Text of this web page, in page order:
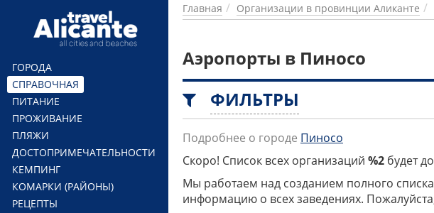
Перейти к основному содержанию
ГОРОДА
СПРАВОЧНАЯ
ПИТАНИЕ
ПРОЖИВАНИЕ
ПЛЯЖИ
ДОСТОПРИМЕЧАТЕЛЬНОСТИ
КЕМПИНГ
КОМАРКИ (РАЙОНЫ)
РЕЦЕПТЫ
Главная Организации в провинции Аликанте
Аэропорты в Пиносо
ФИЛЬТРЫ
Подробнее о городе Пиносо
Скоро! Список всех организаций %2 будет
Мы работаем над созданием полного
информацию о всех заведениях.